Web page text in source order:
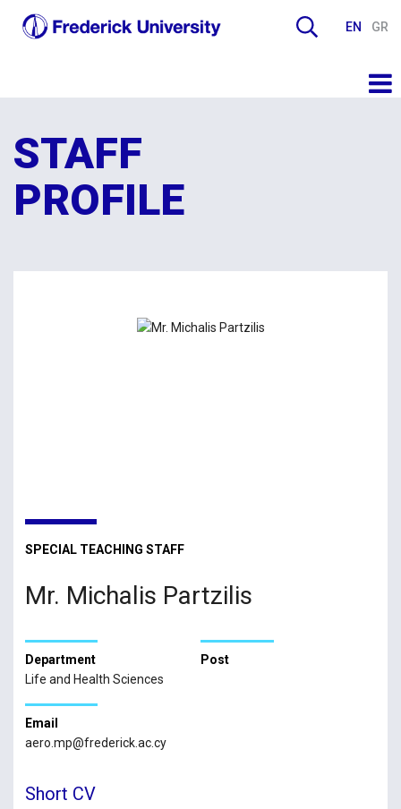
EN GR
STAFF
PROFILE
SPECIAL TEACHING STAFF
Mr. Michalis Partzilis
Department
Life and Health Sciences
Post
Email
aero.mp@frederick.ac.cy
Short CV